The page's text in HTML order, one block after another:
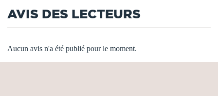
AVIS DES LECTEURS
Aucun avis n'a été publié pour le moment.